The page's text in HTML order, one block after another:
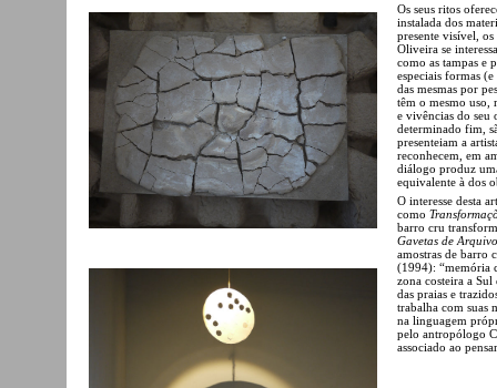
Os seus ritos
instalada dos
presente visível, os
Oliveira se
como as tampas e
especiais formas
das mesmas por
têm o mesmo uso,
e vivências do seu
determinado fim,
presenteiam a
reconhecem, em
diálogo produz
equivalente à dos
O interesse desta
como
barro cru
Gavetas de Arquivo
amostras de barro
(1994): “memória
zona costeira a Sul
das praias e
trabalha com suas
na linguagem
pelo antropólogo
associado ao